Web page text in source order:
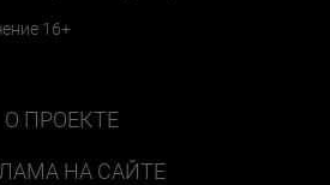
16+
О ПРОЕКТЕ
НА САЙТЕ